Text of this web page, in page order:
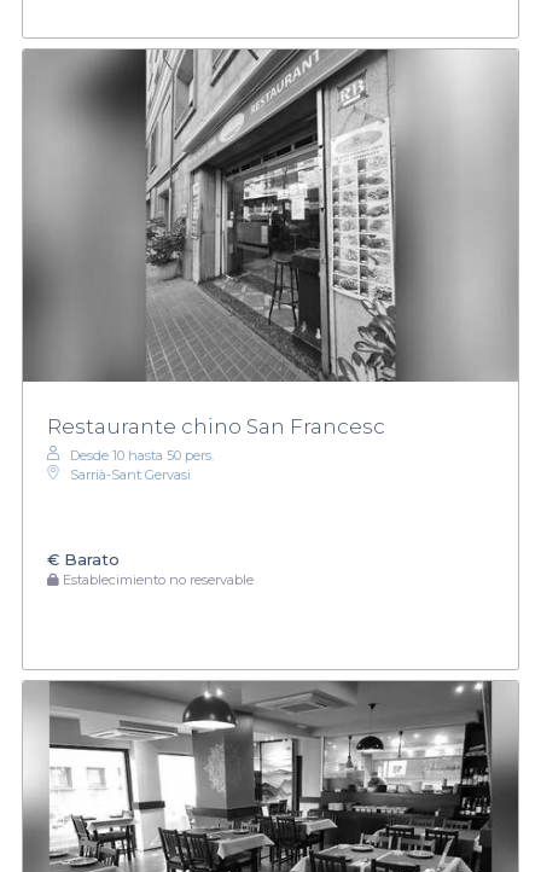
Restaurante chino San Francesc
Desde 10 hasta 50 pers.
Sarrià-Sant Gervasi
€ Barato
Establecimiento no reservable